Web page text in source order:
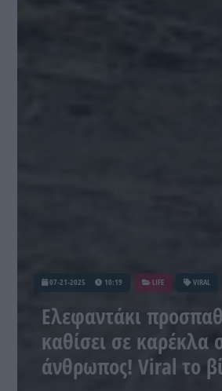
07-21-2025 10:19 LIFE VIRAL
Ελεφαντάκι
καθίσει σε καρέκλα
άνθρωπος! Viral το